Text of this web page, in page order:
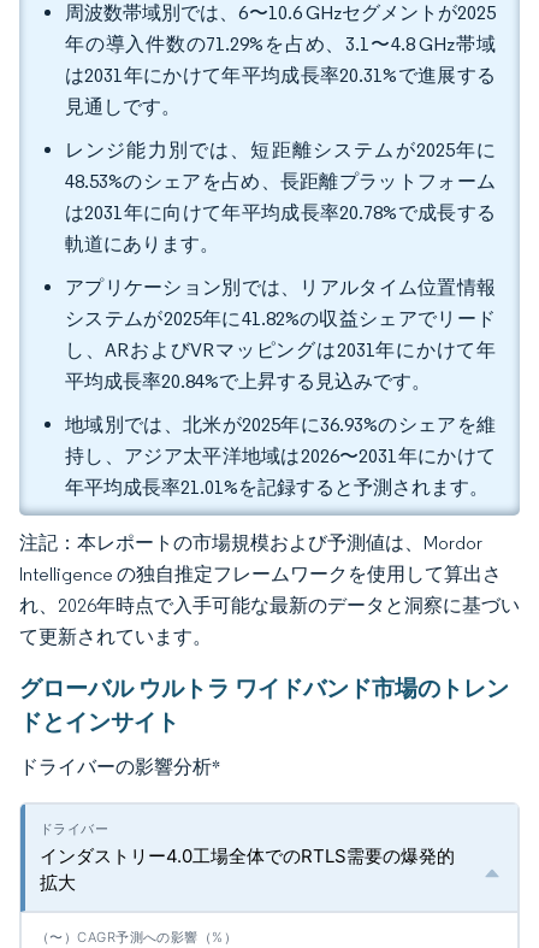
周波数帯域別では、6〜10.6 GHzセグメントが2025
年の導入件数の71.29%を占め、3.1〜4.8 GHz帯域
は2031年にかけて年平均成長率20.31%で進展する
見通しです。
レンジ能力別では、短距離システムが2025年に
48.53%のシェアを占め、長距離プラットフォーム
は2031年に向けて年平均成長率20.78%で成長する
軌道にあります。
アプリケーション別では、リアルタイム位置情報
システムが2025年に41.82%の収益シェアでリード
し、ARおよびVRマッピングは2031年にかけて年
平均成長率20.84%で上昇する見込みです。
地域別では、北米が2025年に36.93%のシェアを維
持し、アジア太平洋地域は2026〜2031年にかけて
年平均成長率21.01%を記録すると予測されます。
注記：本レポートの市場規模および予測値は、Mordor
Intelligence の独自推定フレームワークを使用して算出さ
れ、2026年時点で入手可能な最新のデータと洞察に基づい
て更新されています。
グローバル ウルトラ ワイドバンド市場のトレン
ドとインサイト
ドライバーの影響分析*
インダストリー4.0工場全体でのRTLS需要の爆発的
拡大